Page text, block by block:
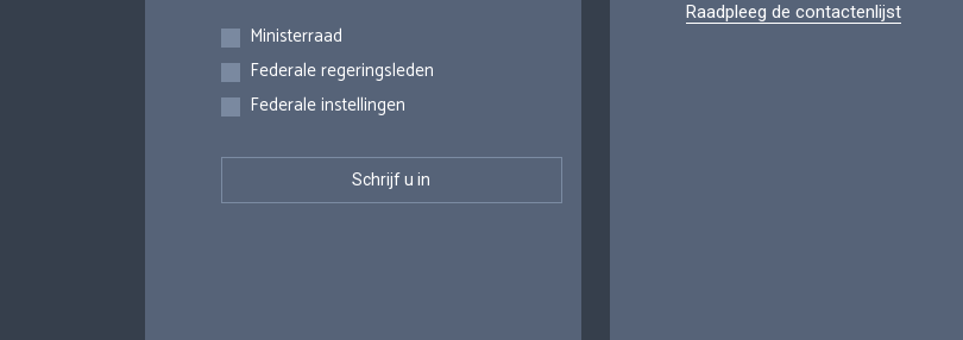
Inschrijvingen
Ministerraad
Federale regeringsleden
Federale instellingen
Raadpleeg de contactenlijst